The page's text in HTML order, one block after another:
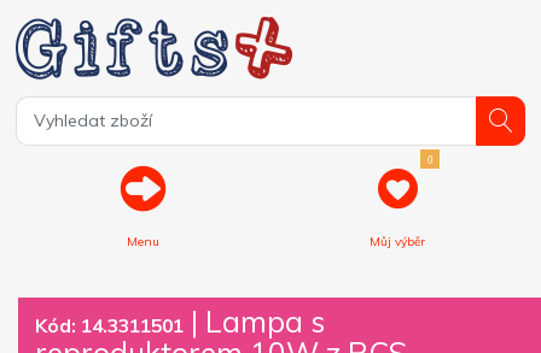
Menu
0
Můj výběr
Kód: 14.3311501 | Lampa s